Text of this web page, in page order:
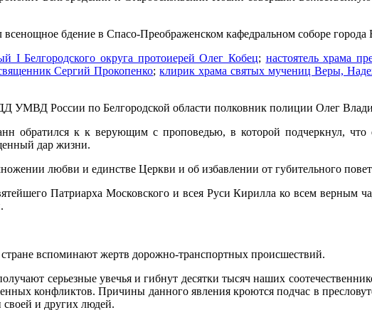
бдение в Спасо-Преображенском кафедральном соборе города
I Белгородского округа протоиерей Олег Кобец; настоятель храма
Сергий Прокопенко;клирик храма святых мучениц Веры,
УМВД России по Белгородской области полковник полиции Олег
обратился к к верующим с проповедью, в которой подчеркнул, что
дар жизни.
любви и единстве Церкви и об избавлении от губительного
Патриарха Московского и всея Руси Кириллако всем верным
стране вспоминают жертв дорожно-транспортных происшествий.
серьезные увечья и гибнут десятки тысяч наших
конфликтов. Причины данного явления кроются подчас в
своей и других людей.